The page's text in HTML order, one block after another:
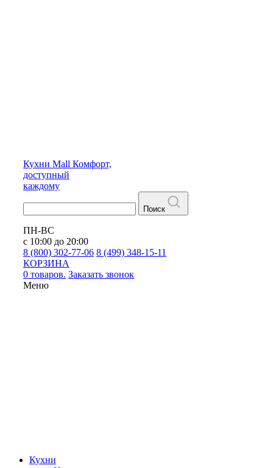
Кухни Mall Комфорт,
доступный
каждому
Поиск
ПН-ВС
с 10:00 до 20:00
8 (800) 302-77-06 8 (499) 348-15-11
КОРЗИНА
0 товаров. Заказать звонок
Меню
Кухни